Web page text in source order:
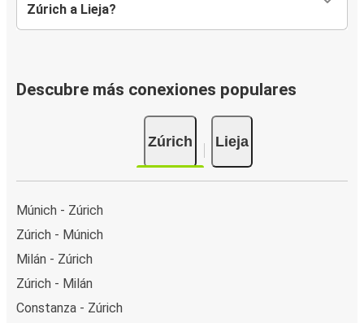
Zúrich a Lieja?
Descubre más conexiones populares
Zúrich Lieja
Múnich - Zúrich
Zúrich - Múnich
Milán - Zúrich
Zúrich - Milán
Constanza - Zúrich